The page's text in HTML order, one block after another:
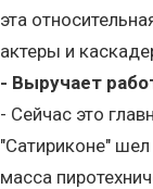
эта
актеры и
- Выручает
- Сейчас это
"Сатириконе"
масса